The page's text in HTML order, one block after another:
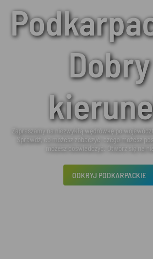
Dobry
Zapraszamy na niezwykłą wędrówkę po
Sprawdź, co możesz zobaczyć, czego możesz
możesz doświadczyć. Otwórz się na
ODKRYJ PODKARPACKIE